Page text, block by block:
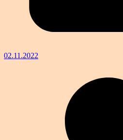
02.11.2022